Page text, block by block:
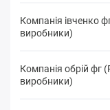
Компанія івченко
виробники)
Компанія обрій фг
виробники)